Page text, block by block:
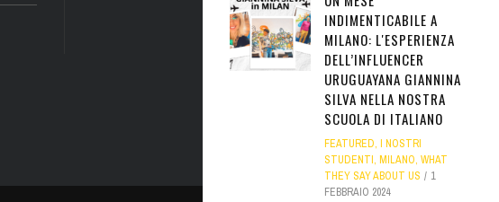
INDIMENTICABILE A
MILANO: L'ESPERIENZA
DELL’INFLUENCER
URUGUAYANA GIANNINA
SILVA NELLA NOSTRA
SCUOLA DI ITALIANO
FEATURED, I NOSTRI
STUDENTI, MILANO, WHAT
THEY SAY ABOUT US
1
FEBBRAIO 2024